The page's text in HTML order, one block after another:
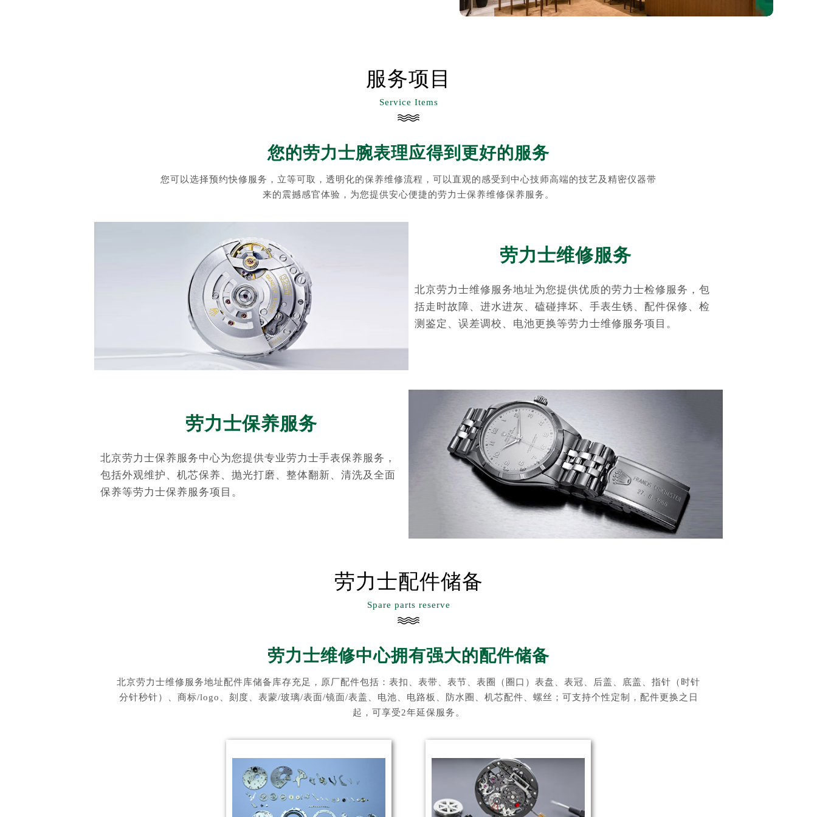
服务项目
Service Items
您的劳力士腕表理应得到更好的服务
您可以选择预约快修服务，立等可取，透明化的保养维修流程，可以直观的感受到中心技师高端的技艺及精密仪器带
来的震撼感官体验，为您提供安心便捷的劳力士保养维修保养服务。
劳力士维修服务
北京劳力士维修服务地址为您提供优质的劳力士检修服务，包
括走时故障、进水进灰、磕碰摔坏、手表生锈、配件保修、检
测鉴定、误差调校、电池更换等劳力士维修服务项目。
劳力士保养服务
北京劳力士保养服务中心为您提供专业劳力士手表保养服务，
包括外观维护、机芯保养、抛光打磨、整体翻新、清洗及全面
保养等劳力士保养服务项目。
劳力士配件储备
Spare parts reserve
劳力士维修中心拥有强大的配件储备
北京劳力士维修服务地址配件库储备库存充足，原厂配件包括：表扣、表带、表节、表圈（圈口）表盘、表冠、后盖、底盖、指针（时针
分针秒针）、商标/logo、刻度、表蒙/玻璃/表面/镜面/表盖、电池、电路板、防水圈、机芯配件、螺丝；可支持个性定制，配件更换之日
起，可享受2年延保服务。
关闭